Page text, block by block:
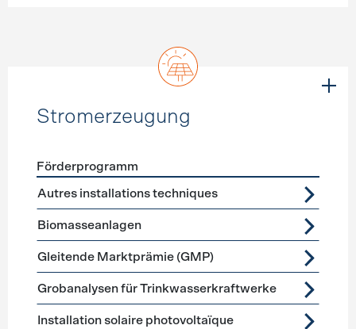
Stromerzeugung
Förderprogramme Stromerzeugung
Förderprogramm
Autres installations techniques
Biomasseanlagen
Gleitende Marktprämie (GMP)
Grobanalysen für Trinkwasserkraftwerke
Installation solaire photovoltaïque